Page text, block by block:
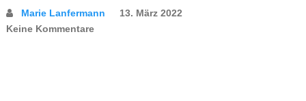
Marie Lanfermann
13. März 2022
Keine Kommentare